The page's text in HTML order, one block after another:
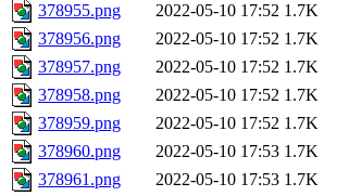
378955.png
2022-05-10 17:52 1.7K
378956.png
2022-05-10 17:52 1.7K
378957.png
2022-05-10 17:52 1.7K
378958.png
2022-05-10 17:52 1.7K
378959.png
2022-05-10 17:52 1.7K
378960.png
2022-05-10 17:53 1.7K
378961.png
2022-05-10 17:53 1.7K